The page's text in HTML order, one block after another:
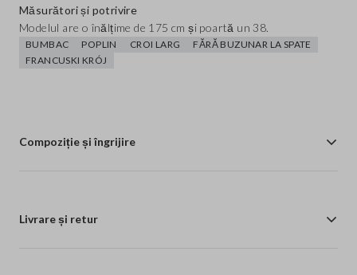
Măsurători și potrivire
Modelul are o înălțime de 175 cm și poartă un 38.
BUMBAC POPLIN CROI LARG
FĂRĂ BUZUNAR LA SPATE
FRANCUSKI KRÓJ
Compoziție și îngrijire
Livrare și retur